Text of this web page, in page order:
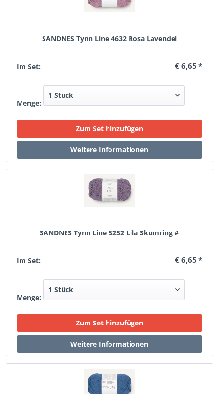
SANDNES Tynn Line 4632 Rosa Lavendel
Im Set: € 6,65 *
Menge:
SANDNES Tynn Line 5252 Lila Skumring #
Im Set: € 6,65 *
Menge: